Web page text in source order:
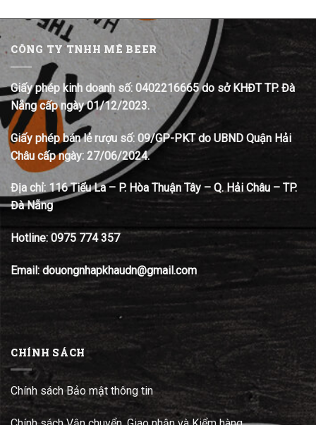
CÔNG TY TNHH MÊ BEER
Giấy phép kinh doanh số: 0402216665 do sở KHĐT TP. Đà
Nẵng cấp ngày 01/12/2023.
Giấy phép bán lẻ rượu số: 09/GP-PKT do UBND Quận Hải
Châu cấp ngày: 27/06/2024.
Địa chỉ: 116 Tiểu La – P. Hòa Thuận Tây – Q. Hải Châu – TP.
Đà Nẵng
Hotline: 0975 774 357
Email: douongnhapkhaudn@gmail.com
CHÍNH SÁCH
Chính sách Bảo mật thông tin